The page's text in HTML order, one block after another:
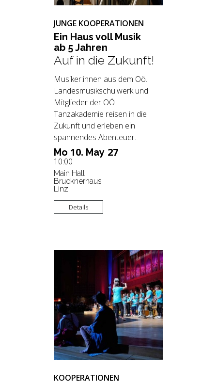
Mo 10. May 27
10:00
Main Hall
Brucknerhaus
Linz
JUNGE KOOPERATIONEN
Ein Haus voll Musik
ab 5 Jah­ren
Auf in die Zukunft!
Musiker:innen aus dem Oö.
Landesmusikschulwerk und
Mitglieder der OÖ
Tanzakademie reisen in die
Zukunft und erleben ein
spannendes Abenteuer.
Details
KOOPERATIONEN